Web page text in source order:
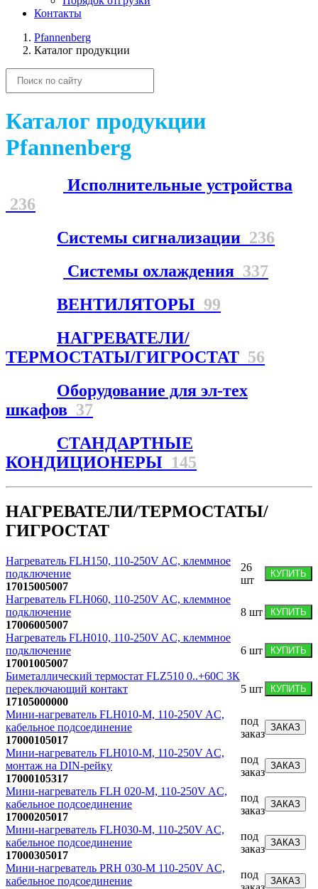
Контакты
Pfannenberg
Каталог продукции
Каталог продукции
Pfannenberg
Исполнительные устройства
236
Системы сигнализации 236
Системы охлаждения 337
ВЕНТИЛЯТОРЫ 99
НАГРЕВАТЕЛИ/
ТЕРМОСТАТЫ/ГИГРОСТАТ 56
Оборудование для эл-тех
шкафов 37
СТАНДАРТНЫЕ
КОНДИЦИОНЕРЫ 145
НАГРЕВАТЕЛИ/ТЕРМОСТАТЫ/
ГИГРОСТАТ
Нагреватель FLH150, 110-250V AC, клеммное
подключение
17015005007
26
шт
КУПИТЬ
Нагреватель FLH060, 110-250V AC, клеммное
подключение
17006005007
8 шт КУПИТЬ
Нагреватель FLH010, 110-250V AC, клеммное
подключение
17001005007
6 шт КУПИТЬ
Биметаллический термостат FLZ510 0..+60С 3К
переключающий контакт
17105000000
5 шт КУПИТЬ
Мини-нагреватель FLH010-M, 110-250V AC,
кабельное подсоединение
17000105017
под
заказ
ЗАКАЗ
Мини-нагреватель FLH010-M, 110-250V AC,
монтаж на DIN-рейку
17000105317
под
заказ
ЗАКАЗ
Мини-нагреватель FLH 020-M, 110-250V AC,
кабельное подсоединение
17000205017
под
заказ
ЗАКАЗ
Мини-нагреватель FLH030-M, 110-250V AC,
кабельное подсоединение
17000305017
под
заказ
ЗАКАЗ
Мини-нагреватель PRH 030-M 110-250V AC,
кабельное подсоединение
под
ЗАКАЗ